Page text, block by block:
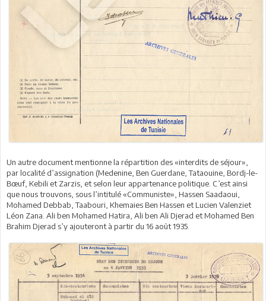
Un autre document mentionne la répartition des «interdits de séjour»,
par localité d’assignation (Medenine, Ben Guerdane, Tataouine, Bordj-le-
Bœuf, Kebili et Zarzis, et selon leur appartenance politique. C’est ainsi
que nous trouvons, sous l’intitulé «Communiste», Hassen Saadaoui,
Mohamed Debbab, Taabouri, Khemaies Ben Hassen et Lucien Valenziet
Léon Zana. Ali ben Mohamed Hatira, Ali ben Ali Djerad et Mohamed Ben
Brahim Djerad s’y ajouteront à partir du 16 août 1935.